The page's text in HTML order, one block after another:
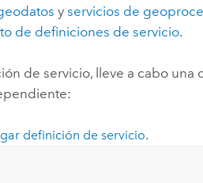
yservicios de
de definiciones de servicio.
de servicio, lleve a cabo
definición de servicio.